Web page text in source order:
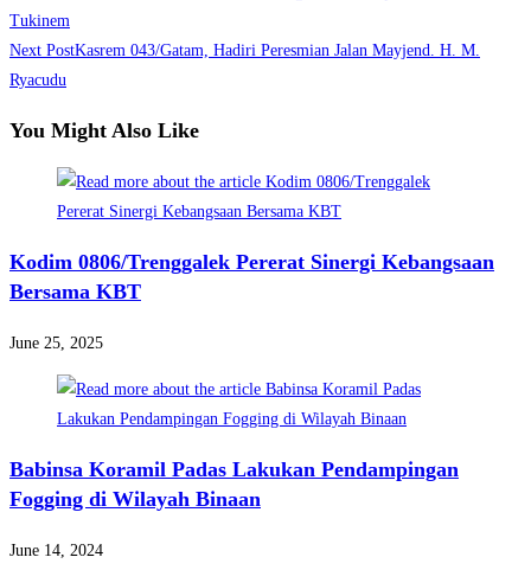
more
articles
Tukinem
Next PostKasrem 043/Gatam, Hadiri Peresmian Jalan Mayjend. H. M.
Ryacudu
You Might Also Like
Kodim 0806/Trenggalek Pererat Sinergi Kebangsaan
Bersama KBT
June 25, 2025
Babinsa Koramil Padas Lakukan Pendampingan
Fogging di Wilayah Binaan
June 14, 2024